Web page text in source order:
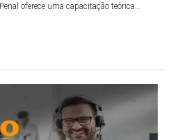
oferece uma capacitação teórica
uma abordagem clara, din...